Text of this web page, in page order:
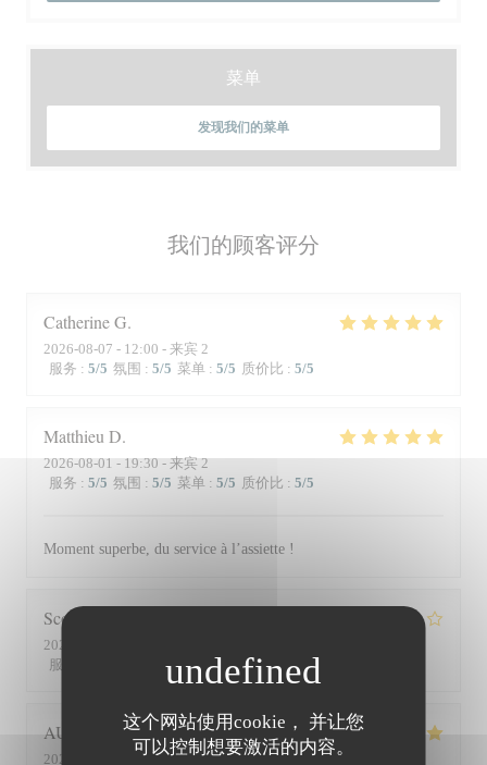
这个网站使用cookie， 并让您
可以控制想要激活的内容。
我们的顾客评分
CatherineG
2026-08-07 - 12:00 - 来宾 2
服务 : 5/5 氛围 : 5/5 菜单 : 5/5 质价比 : 5/5
Matthieu D
2026-08-01- 19:30 - 来宾 2
服务 : 5/5 氛围 : 5/5 菜单 : 5/5 质价比 : 5/5
Moment superbe, du service à l’assiette !
Scott
2026-07-30
服务
/5 菜单 : 4 /5 质价比 : 3 /5
AUDE
2026-07-30
- 19:30 - 来宾 2
菜单
发现我们的菜单